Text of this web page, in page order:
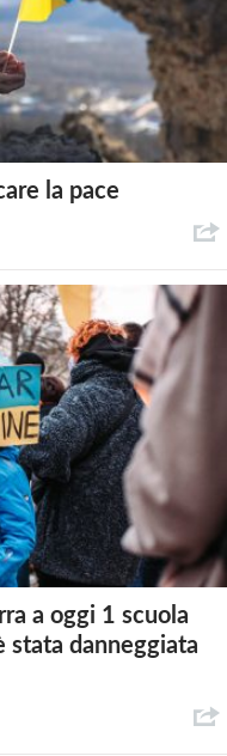
la pace
a oggi 1 scuola
stata danneggiata